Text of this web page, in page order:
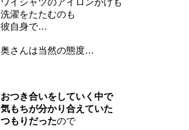
ワイシャツのアイロンがけも
洗濯をたたむのも
彼自身で…
奥さんは当然の態度…
おつき合いをしていく中で
気もちが分かり合えていた
つもりだったので